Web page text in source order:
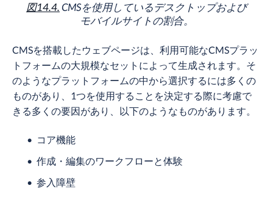
図14.4.CMSを使用しているデスクトップおよび
モバイルサイトの割合。
CMSを搭載したウェブページは、利用可能なCMSプラッ
トフォームの大規模なセットによって生成されます。そ
のようなプラットフォームの中から選択するには多くの
ものがあり、1つを使用することを決定する際に考慮で
きる多くの要因があり、以下のようなものがあります。
コア機能
作成・編集のワークフローと体験
参入障壁